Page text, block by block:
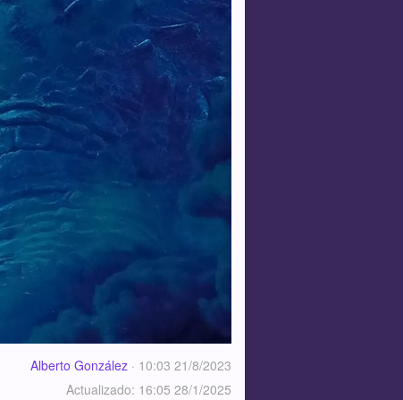
Alberto González · 10:03 21/8/2023
Actualizado: 16:05 28/1/2025